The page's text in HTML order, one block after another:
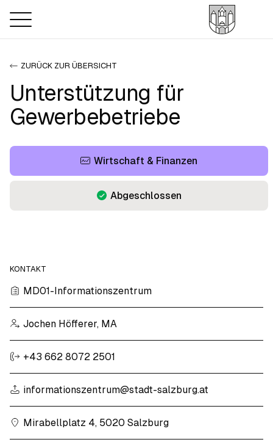
ZURÜCK ZUR ÜBERSICHT
Unterstützung für
Gewerbebetriebe
Wirtschaft & Finanzen
Abgeschlossen
KONTAKT
MD01-Informationszentrum
Jochen Höfferer, MA
+43 662 8072 2501
informationszentrum@stadt-salzburg.at
Mirabellplatz 4, 5020 Salzburg